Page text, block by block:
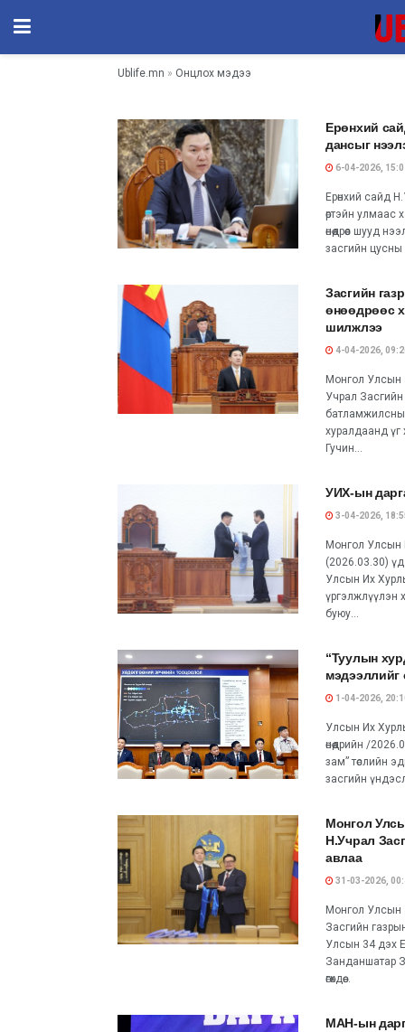
Ublife.mn » Онцлох мэдээ
Ерөнхий
дансыг
6-04-2026,
Ерөнхий сайд
өртэйн
өнөөдрөөс шууд
засгийн цусны
Засгийн
өнөөдрөөс
шилжлээ
4-04-2026,
Монгол Улсын
Учрал
хуралдаанд үг
Гучин...
УИХ-ын
3-04-2026,
Монгол Улсын
(2026.03.30)
Улсын Их
үргэлжлүүлэн
буюу...
“Туулын
мэдээллийг
1-04-2026,
Улсын Их
өнөөдрийн /
зам” төслийн
засгийн
Монгол
Н.Учрал
авлаа
31-03-2026,
Монгол Улсын
Засгийн
Улсын 34 дэх
Занданшатар
өгөхдөө...
МАН-ын